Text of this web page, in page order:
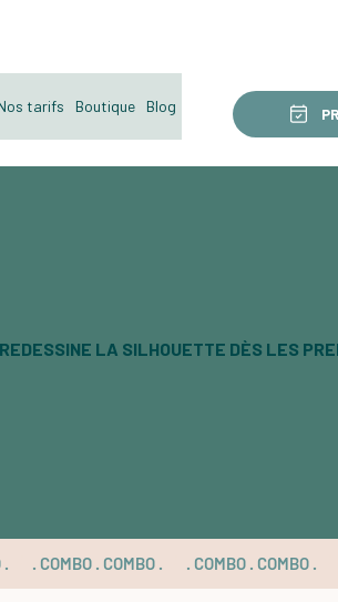
tarifs Boutique Blog
LA SILHOUETTE DÈS LES